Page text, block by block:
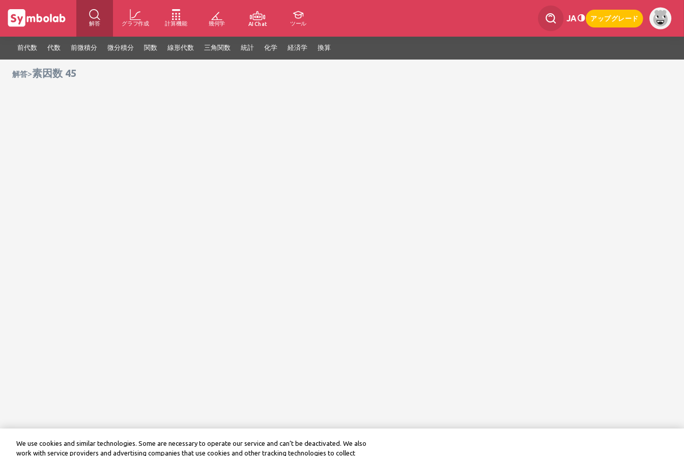
解答 グラフ作成 計算機能 幾何学 AI Chat ツール
JA アップグレード
前代数 代数 前微積分 微分積分 関数 線形代数 三角関数 統計 化学 経済学 換算
解答>素因数 45
We use cookies and similar technologies. Some are necessary to operate our service and can’t be deactivated. We also
work with service providers and advertising companies that use cookies and other tracking technologies to collect